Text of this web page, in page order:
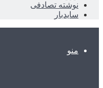
نوشته تصادفی
سایدبار
منو